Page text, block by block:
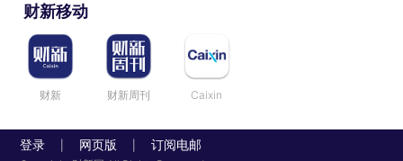
财新移动
财新 财新周刊 Caixin
登录 网页版 订阅电邮